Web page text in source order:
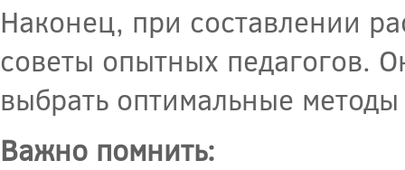
Наконец, при составлении
советы опытных педагогов.
выбрать оптимальные
Важно помнить: